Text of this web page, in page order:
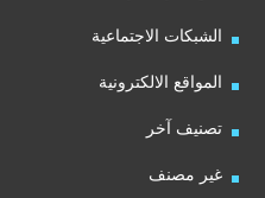
الشبكات الاجتماعية
المواقع الالكترونية
تصنيف آخر
غير مصنف